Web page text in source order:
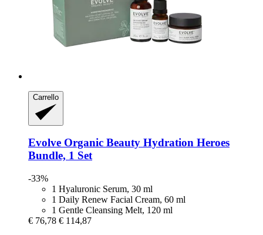
Carrello
Evolve Organic Beauty Hydration Heroes
Bundle, 1 Set
-33%
1 Hyaluronic Serum, 30 ml
1 Daily Renew Facial Cream, 60 ml
1 Gentle Cleansing Melt, 120 ml
€ 76,78 € 114,87